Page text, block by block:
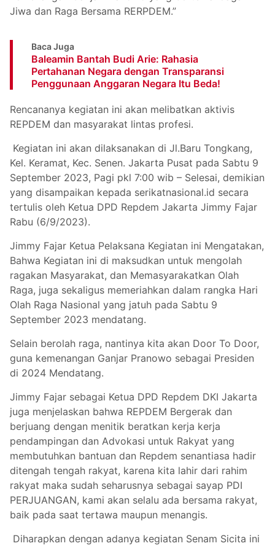
Jiwa dan Raga Bersama RERPDEM.”
Baca Juga
Baleamin Bantah Budi Arie: Rahasia
Pertahanan Negara dengan Transparansi
Penggunaan Anggaran Negara Itu Beda!
Rencananya kegiatan ini akan melibatkan aktivis
REPDEM dan masyarakat lintas profesi.
Kegiatan ini akan dilaksanakan di Jl.Baru Tongkang,
Kel. Keramat, Kec. Senen. Jakarta Pusat pada Sabtu 9
September 2023, Pagi pkl 7:00 wib – Selesai, demikian
yang disampaikan kepada serikatnasional.id secara
tertulis oleh Ketua DPD Repdem Jakarta Jimmy Fajar
Rabu (6/9/2023).
Jimmy Fajar Ketua Pelaksana Kegiatan ini Mengatakan,
Bahwa Kegiatan ini di maksudkan untuk mengolah
ragakan Masyarakat, dan Memasyarakatkan Olah
Raga, juga sekaligus memeriahkan dalam rangka Hari
Olah Raga Nasional yang jatuh pada Sabtu 9
September 2023 mendatang.
Selain berolah raga, nantinya kita akan Door To Door,
guna kemenangan Ganjar Pranowo sebagai Presiden
di 2024 Mendatang.
Jimmy Fajar sebagai Ketua DPD Repdem DKI Jakarta
juga menjelaskan bahwa REPDEM Bergerak dan
berjuang dengan menitik beratkan kerja kerja
pendampingan dan Advokasi untuk Rakyat yang
membutuhkan bantuan dan Repdem senantiasa hadir
ditengah tengah rakyat, karena kita lahir dari rahim
rakyat maka sudah seharusnya sebagai sayap PDI
PERJUANGAN, kami akan selalu ada bersama rakyat,
baik pada saat tertawa maupun menangis.
Diharapkan dengan adanya kegiatan Senam Sicita ini